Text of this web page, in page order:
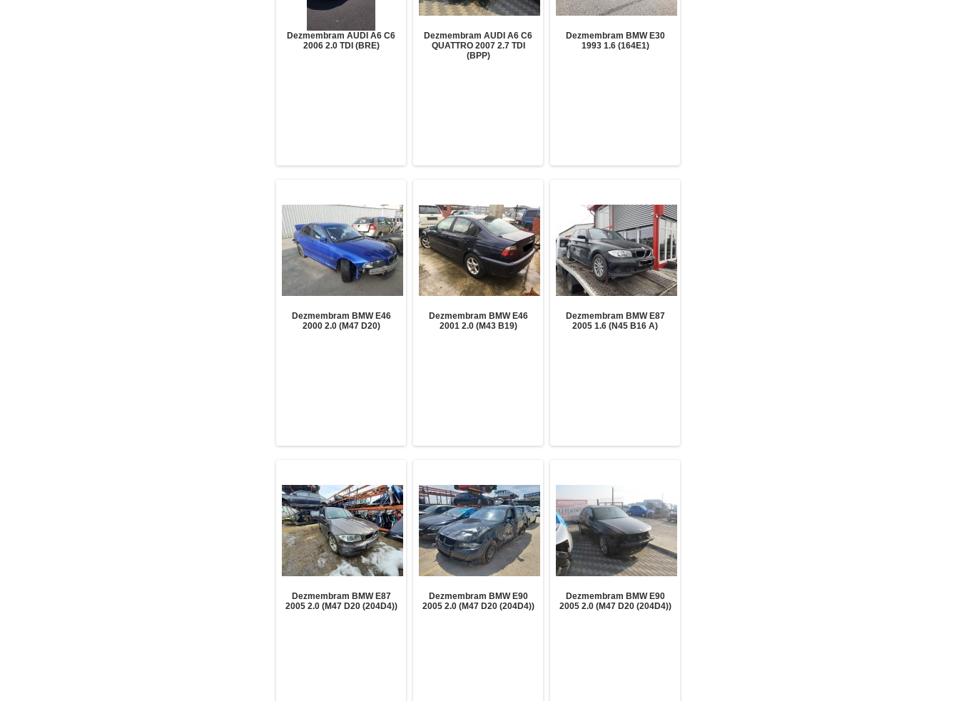
Dezmembram AUDI A6 C6
2006 2.0 TDI (BRE)
Dezmembram AUDI A6 C6
QUATTRO 2007 2.7 TDI
(BPP)
Dezmembram BMW E30
1993 1.6 (164E1)
Dezmembram BMW E46
2000 2.0 (M47 D20)
Dezmembram BMW E46
2001 2.0 (M43 B19)
Dezmembram BMW E87
2005 1.6 (N45 B16 A)
Dezmembram BMW E87
2005 2.0 (M47 D20 (204D4))
Dezmembram BMW E90
2005 2.0 (M47 D20 (204D4))
Dezmembram BMW E90
2005 2.0 (M47 D20 (204D4))